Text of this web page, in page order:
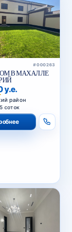
#000263
В МАХАЛЛЕ
у.е.
район
соток